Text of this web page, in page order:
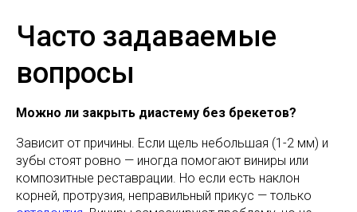
Часто задаваемые
вопросы
Можно ли закрыть диастему без брекетов?
Зависит от причины. Если щель небольшая (1-2 мм) и
зубы стоят ровно — иногда помогают виниры или
композитные реставрации. Но если есть наклон
корней, протрузия, неправильный прикус — только